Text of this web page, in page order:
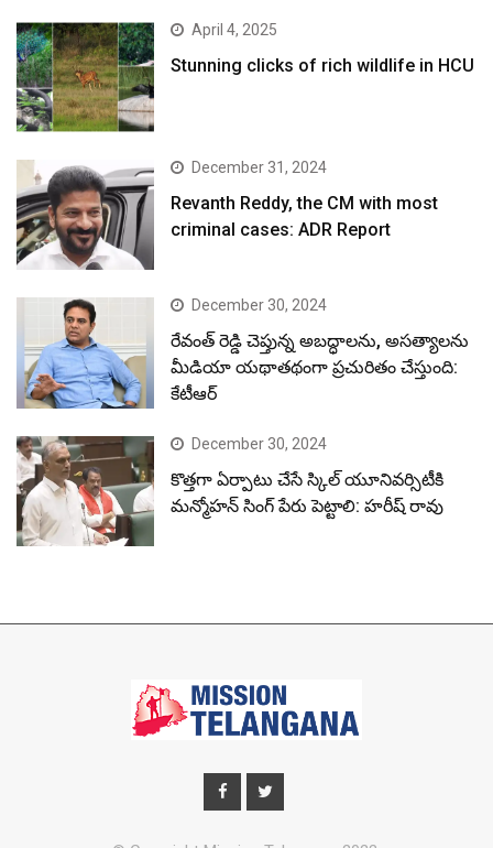
April 4, 2025
Stunning clicks of rich wildlife in HCU
December 31, 2024
Revanth Reddy, the CM with most
criminal cases: ADR Report
December 30, 2024
రేవంత్ రెడ్డి చెప్తున్న అబద్ధాలను, అసత్యాలను
మీడియా యథాతథంగా ప్రచురితం చేస్తుంది:
కేటీఆర్
December 30, 2024
కొత్తగా ఏర్పాటు చేసే స్కిల్ యూనివర్సిటీకి
మన్మోహన్ సింగ్ పేరు పెట్టాలి: హరీష్ రావు